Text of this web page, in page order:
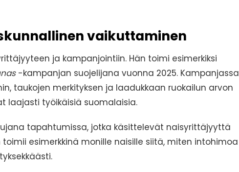
vaikuttaminen
ja kampanjointiin. Hän toimi esimerkiksi
-kampanjan suojelijana vuonna 2025. Kampanjassa
taukojen merkityksen ja laadukkaan ruokailun arvon
laajasti työikäisiä suomalaisia.
tapahtumissa, jotka käsittelevät naisyrittäjyyttä
esimerkkinä monille naisille siitä, miten intohimoa